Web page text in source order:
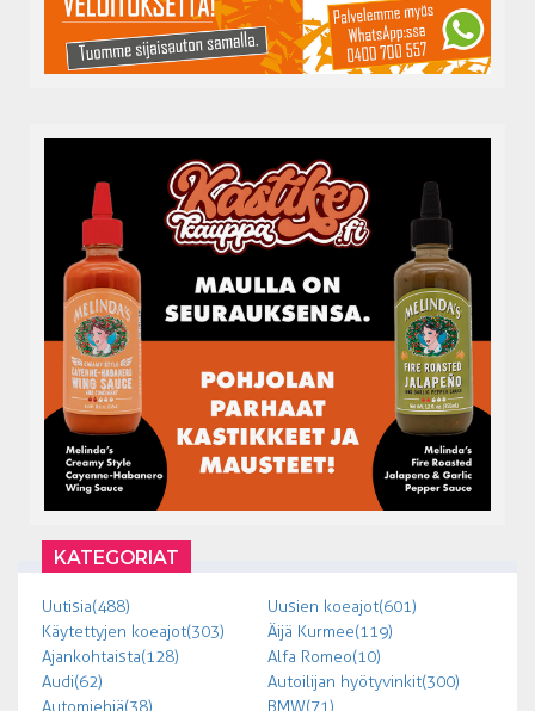
KATEGORIAT
Uutisia (488)
Uusien koeajot (601)
Käytettyjen koeajot (303)
Äijä Kurmee (119)
Ajankohtaista (128)
Alfa Romeo (10)
Audi (62)
Autoilijan hyötyvinkit (300)
Automiehiä (38)
BMW (71)